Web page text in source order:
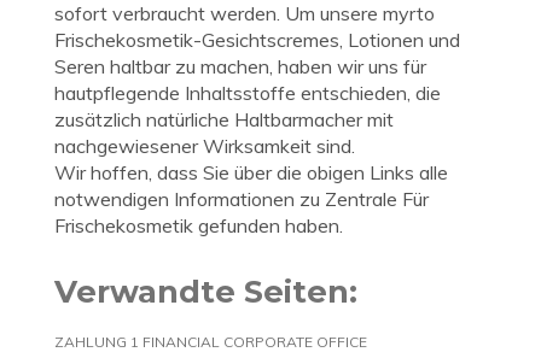
sofort verbraucht werden. Um unsere myrto
Frischekosmetik-Gesichtscremes, Lotionen und
Seren haltbar zu machen, haben wir uns für
hautpflegende Inhaltsstoffe entschieden, die
zusätzlich natürliche Haltbarmacher mit
nachgewiesener Wirksamkeit sind.
Wir hoffen, dass Sie über die obigen Links alle
notwendigen Informationen zu Zentrale Für
Frischekosmetik gefunden haben.
Verwandte Seiten:
ZAHLUNG 1 FINANCIAL CORPORATE OFFICE